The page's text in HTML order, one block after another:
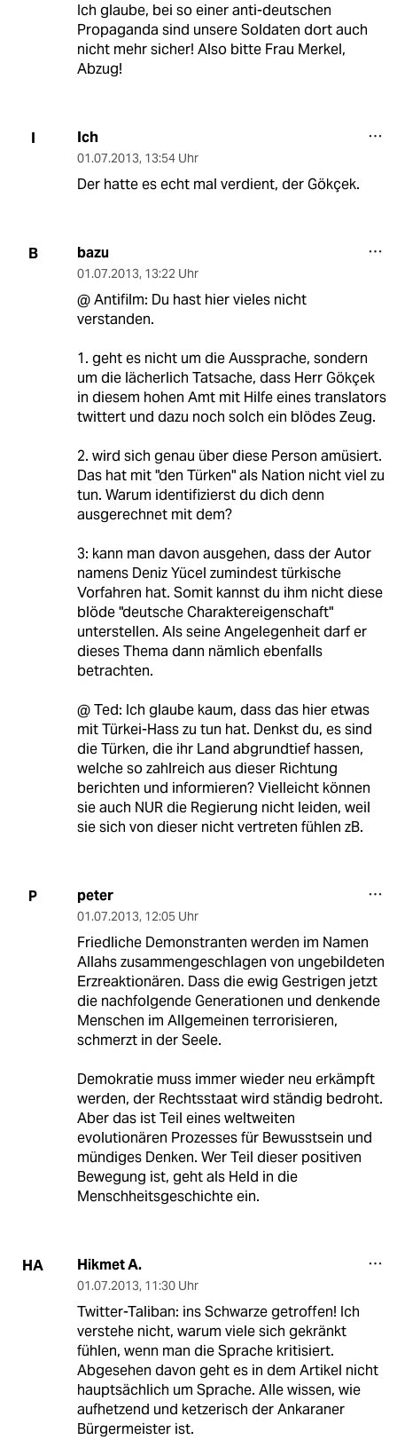
Ich glaube, bei so einer anti-deutschen
Propaganda sind unsere Soldaten dort auch
nicht mehr sicher! Also bitte Frau Merkel,
Abzug!
I Ich
01.07.2013, 13:54 Uhr
Der hatte es echt mal verdient, der Gökçek.
B bazu
01.07.2013, 13:22 Uhr
@ Antifilm: Du hast hier vieles nicht
verstanden.
1. geht es nicht um die Aussprache, sondern
um die lächerlich Tatsache, dass Herr Gökçek
in diesem hohen Amt mit Hilfe eines translators
twittert und dazu noch solch ein blödes Zeug.
2. wird sich genau über diese Person amüsiert.
Das hat mit "den Türken" als Nation nicht viel zu
tun. Warum identifizierst du dich denn
ausgerechnet mit dem?
3: kann man davon ausgehen, dass der Autor
namens Deniz Yücel zumindest türkische
Vorfahren hat. Somit kannst du ihm nicht diese
blöde "deutsche Charaktereigenschaft"
unterstellen. Als seine Angelegenheit darf er
dieses Thema dann nämlich ebenfalls
betrachten.
@ Ted: Ich glaube kaum, dass das hier etwas
mit Türkei-Hass zu tun hat. Denkst du, es sind
die Türken, die ihr Land abgrundtief hassen,
welche so zahlreich aus dieser Richtung
berichten und informieren? Vielleicht können
sie auch NUR die Regierung nicht leiden, weil
sie sich von dieser nicht vertreten fühlen zB.
P peter
01.07.2013, 12:05 Uhr
Friedliche Demonstranten werden im Namen
Allahs zusammengeschlagen von ungebildeten
Erzreaktionären. Dass die ewig Gestrigen jetzt
die nachfolgende Generationen und denkende
Menschen im Allgemeinen terrorisieren,
schmerzt in der Seele.
Demokratie muss immer wieder neu erkämpft
werden, der Rechtsstaat wird ständig bedroht.
Aber das ist Teil eines weltweiten
evolutionären Prozesses für Bewusstsein und
mündiges Denken. Wer Teil dieser positiven
Bewegung ist, geht als Held in die
Menschheitsgeschichte ein.
HA Hikmet A.
01.07.2013, 11:30 Uhr
Twitter-Taliban: ins Schwarze getroffen! Ich
verstehe nicht, warum viele sich gekränkt
fühlen, wenn man die Sprache kritisiert.
Abgesehen davon geht es in dem Artikel nicht
hauptsächlich um Sprache. Alle wissen, wie
aufhetzend und ketzerisch der Ankaraner
Bürgermeister ist.